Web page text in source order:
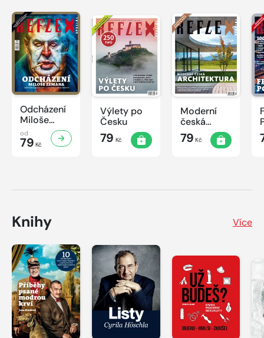
Odcházení
Miloše
Zemana
od
79 Kč
Výlety po
Česku
79 Kč
Moderní
česká
architektura
79 Kč
Knihy Více